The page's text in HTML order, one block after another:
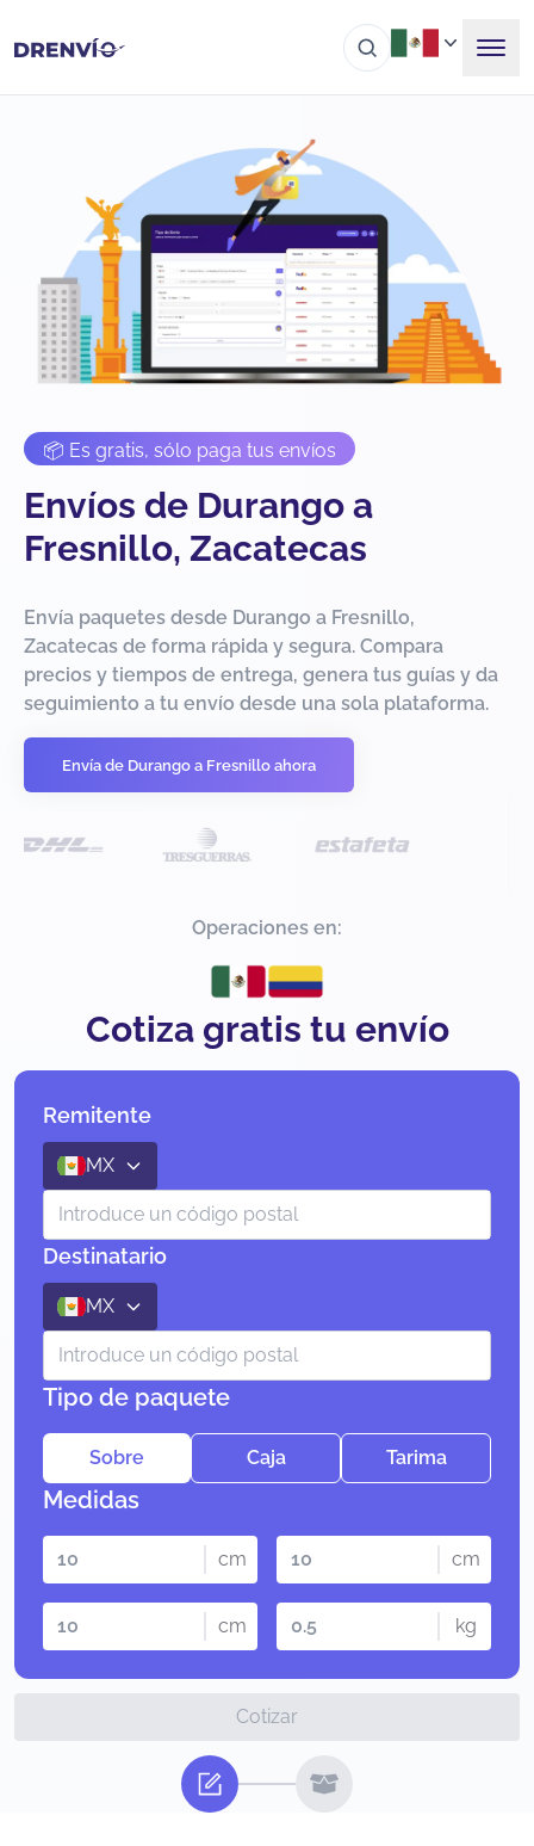
📦 Es gratis, sólo paga tus envíos
Envíos de Durango a
Fresnillo, Zacatecas
Envía paquetes desde Durango a Fresnillo,
Zacatecas de forma rápida y segura. Compara
precios y tiempos de entrega, genera tus guías y da
seguimiento a tu envío desde una sola plataforma.
Envía de Durango a Fresnillo ahora
Operaciones en:
Cotiza gratis tu envío
Remitente
MX
Destinatario
MX
Tipo de paquete
Sobre Caja Tarima
Medidas
cm cm
cm kg
Cotizar